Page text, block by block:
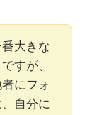
大きな
すが、
にフォ
自分に